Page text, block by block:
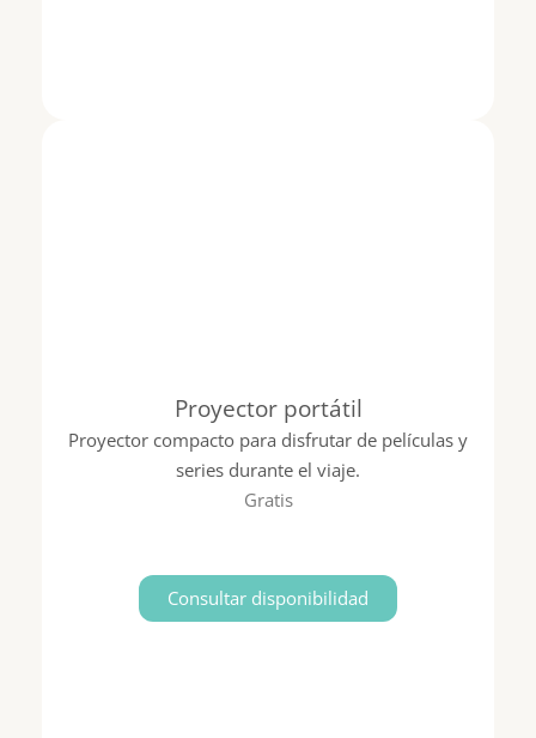
Proyector portátil
Proyector compacto para disfrutar de películas y
series durante el viaje.
Gratis
Consultar disponibilidad